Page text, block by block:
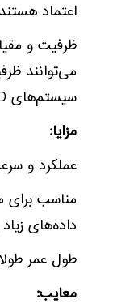
اعتماد
می‌توانند
سیستم‌های RAID با کارایی بالا استفاده شوند.
مزایا:
عملکرد و
مناسب برای
داده‌های
طول عمر
معایب: